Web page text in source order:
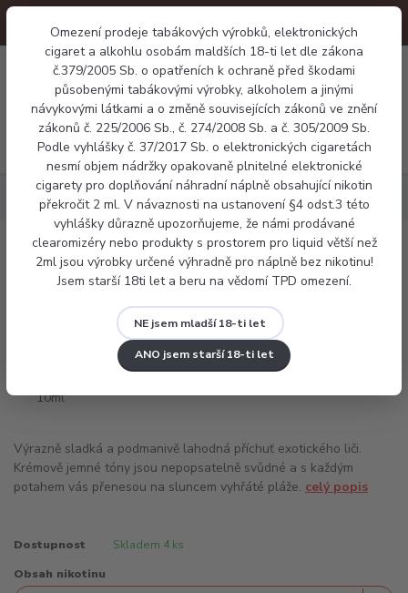
Omezení prodeje tabákových výrobků, elektronických
cigaret a alkohlu osobám maldších 18-ti let dle zákona
č.379/2005 Sb. o opatřeních k ochraně před škodami
působenými tabákovými výrobky, alkoholem a jinými
návykovými látkami a o změně souvisejících zákonů ve znění
zákonů č. 225/2006 Sb., č. 274/2008 Sb. a č. 305/2009 Sb.
Podle vyhlášky č. 37/2017 Sb. o elektronických cigaretách
nesmí objem nádržky opakovaně plnitelné elektronické
cigarety pro doplňování náhradní náplně obsahující nikotin
překročit 2 ml. V návaznosti na ustanovení §4 odst.3 této
vyhlášky důrazně upozorňujeme, že námi prodávané
clearomizéry nebo produkty s prostorem pro liquid větší než
2ml jsou výrobky určené výhradně pro náplně bez nikotinu!
Jsem starší 18ti let a beru na vědomí TPD omezení.
NE jsem mladší 18-ti let
ANO jsem starší 18-ti let
Menu
0 Kč
Náplně Frutie Liči 10ml
Frutie Liči 10ml
Výrazně sladká a podmanivě lahodná příchuť exotického liči.
Krémově jemné tóny jsou nepopsatelně svůdné a s každým
potahem vás přenesou na sluncem vyhřáté pláže. celý popis
Dostupnost Skladem 4 ks
Obsah nikotinu